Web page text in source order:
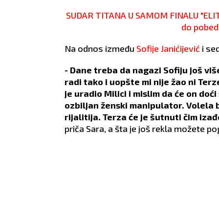
SUDAR TITANA U SAMOM FINALU
do
Na odnos između Sofije Janićijević i
- Dane treba da nagazi Sofiju još
radi tako i uopšte mi nije žao ni
je uradio Milici i mislim da će on
ozbiljan ženski manipulator. Volela
rijalitija. Terza će je šutnuti čim
priča Sara, a šta je još rekla možete